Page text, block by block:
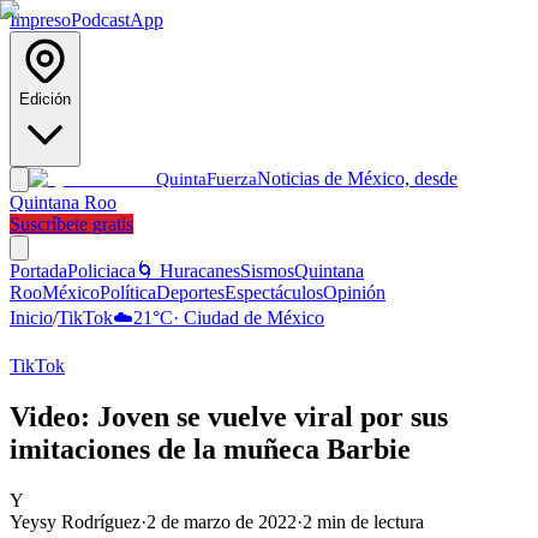
ImpresoPodcastApp
Edición
QuintaFuerzaNoticias de México, desde
Quintana Roo
Suscríbete gratis
PortadaPoliciaca 🌀 HuracanesSismosQuintana
RooMéxicoPolíticaDeportesEspectáculosOpinión
Inicio/TikTok☁️21°C· Ciudad de México
TikTok
Video: Joven se vuelve viral por sus
imitaciones de la muñeca Barbie
Y
Yeysy Rodríguez·2 de marzo de 2022·2 min de lectura